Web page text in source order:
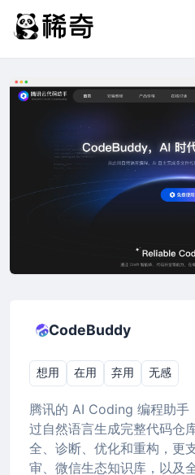
CodeBuddy
想用 在用 弃用 无感
腾讯的 AI Coding 编程助手
过自然语言生成完整代码仓
全、诊断、优化和重构，更
审、微信生态知识库，以及